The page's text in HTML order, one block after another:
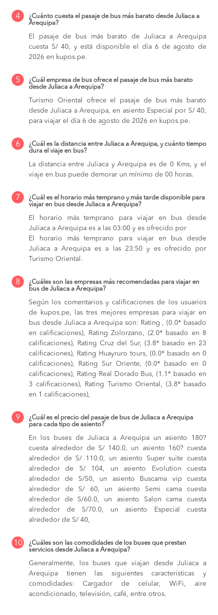
4
¿Cuánto cuesta el pasaje de bus más barato desde Juliaca a
Arequipa?
El pasaje de bus más barato de Juliaca a Arequipa
cuesta S/ 40, y está disponible el día 6 de agosto de
2026 en kupos.pe.
5
¿Cuál empresa de bus ofrece el pasaje de bus más barato
desde Juliaca a Arequipa?
Turismo Oriental ofrece el pasaje de bus más barato
desde Juliaca a Arequipa, en asiento Especial por S/ 40,
para viajar el día 6 de agosto de 2026 en kupos.pe.
6
¿Cuál es la distancia entre Juliaca a Arequipa, y cuánto tiempo
dura el viaje en bus?
La distancia entre Juliaca y Arequipa es de 0 Kms, y el
viaje en bus puede demorar un mínimo de 00 horas.
7
¿Cuál es el horario más temprano y más tarde disponible para
viajar en bus desde Juliaca a Arequipa?
El horario más temprano para viajar en bus desde
Juliaca a Arequipa es a las 03:00 y es ofrecido por
El horario más temprano para viajar en bus desde
Juliaca a Arequipa es a las 23:50 y es ofrecido por
Turismo Oriental.
8
¿Cuáles son las empresas más recomendadas para viajar en
bus de Juliaca a Arequipa?
Según los comentarios y calificaciones de los usuarios
de kupos.pe, las tres mejores empresas para viajar en
bus desde Juliaca a Arequipa son: Rating , (0.0* basado
en calificaciones), Rating Zolorzano, (2.0* basado en 8
calificaciones), Rating Cruz del Sur, (3.8* basado en 23
calificaciones), Rating Huayruro tours, (0.0* basado en 0
calificaciones), Rating Sur Oriente, (0.0* basado en 0
calificaciones), Rating Real Dorado Bus, (1.1* basado en
3 calificaciones), Rating Turismo Oriental, (3.8* basado
en 1 calificaciones),
9
¿Cuál es el precio del pasaje de bus de Juliaca a Arequipa
para cada tipo de asiento?
En los buses de Juliaca a Arequipa un asiento 180?
cuesta alrededor de S/ 140.0, un asiento 160? cuesta
alrededor de S/ 110.0,
un asiento Super suite cuesta
alrededor de S/ 104, un asiento Evolution cuesta
alrededor de S/50, un asiento Buscama vip cuesta
alrededor de S/ 60, un asiento Semi cama cuesta
alrededor de S/60.0, un asiento Salon cama cuesta
alrededor de S/70.0, un asiento Especial cuesta
alrededor de S/ 40,
10
¿Cuáles son las comodidades de los buses que prestan
servicios desde Juliaca a Arequipa?
Generalmente, los buses que viajan desde Juliaca a
Arequipa tienen las siguientes características y
comodidades: Cargador de celular, WiFi, aire
acondicionado, televisión, café, entre otros.